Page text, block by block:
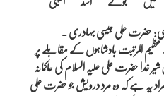
حضرت علی جیسی بہادری ۔
المرتبت بادشاہوں کے مقابلے پر
حضرت علی علیہ السلام کی حاکمانہ
یہ ہے کہ وہ مرد درویش جو حضرت علی